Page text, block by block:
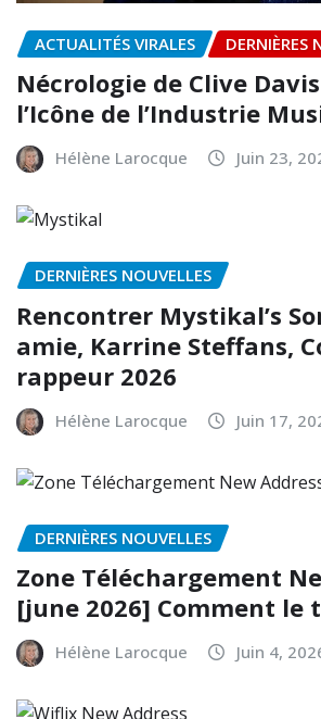
ACTUALITÉS VIRALES DERNIÈRES
Nécrologie de Clive
l’Icône de l’Industrie
Hélène Larocque Juin 23,
DERNIÈRES NOUVELLES
Rencontrer Mystikal’s
amie, Karrine Steffans,
rappeur 2026
Hélène Larocque Juin 17,
DERNIÈRES NOUVELLES
Zone Téléchargement
[june 2026] Comment le
Hélène Larocque Juin 4,